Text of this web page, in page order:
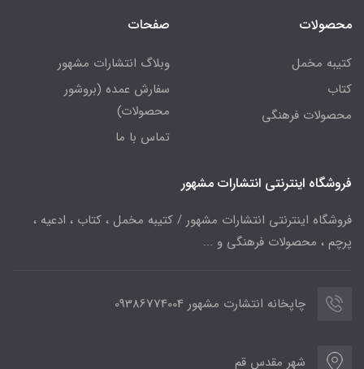
محصولات
کتیبه مخمل
کتاب
محصولات فرهنگی
صفحات
وبلاگ انتشارات مشهور
سفارش عمده (بروشور
محصولات)
تماس با ما
فروشگاه اینترنتی انتشارات مشهور
فروشگاه اینترنتی انتشارات مشهور / کتیبه مخمل ، کتاب ، ادعیه ،
پرچم ، محصولات فرهنگی و ...
چاپخانه انتشارت مشهور 09386774004
شهر مقدس قم